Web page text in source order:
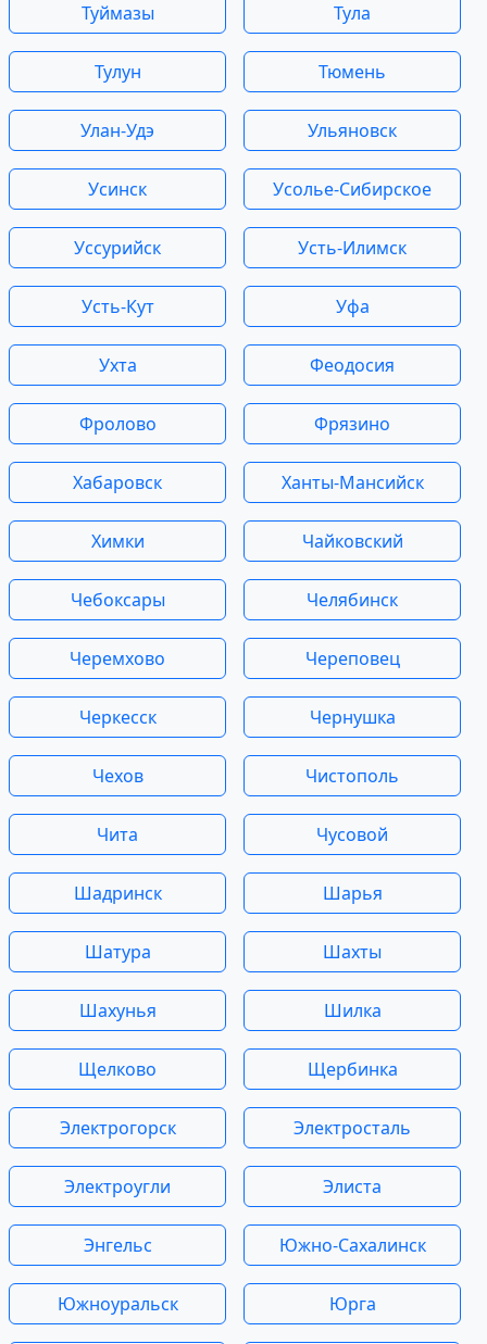
Туймазы Тула
Тулун Тюмень
Улан-Удэ Ульяновск
Усинск Усолье-Сибирское
Уссурийск Усть-Илимск
Усть-Кут Уфа
Ухта Феодосия
Фролово Фрязино
Хабаровск Ханты-Мансийск
Химки Чайковский
Чебоксары Челябинск
Черемхово Череповец
Черкесск Чернушка
Чехов Чистополь
Чита Чусовой
Шадринск Шарья
Шатура Шахты
Шахунья Шилка
Щелково Щербинка
Электрогорск Электросталь
Электроугли Элиста
Энгельс Южно-Сахалинск
Южноуральск Юрга